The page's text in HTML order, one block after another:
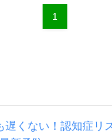
1
遅くない！認知症リ